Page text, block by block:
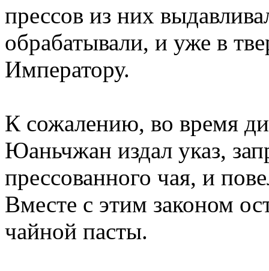
прессов из них
обрабатывали, и уже в
Императору.
К сожалению, во время
Юаньчжан издал указ,
прессованного чая, и
Вместе с этим законом
чайной пасты.